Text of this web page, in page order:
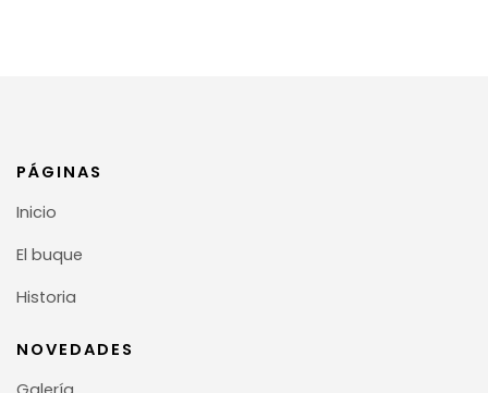
PÁGINAS
Inicio
El buque
Historia
NOVEDADES